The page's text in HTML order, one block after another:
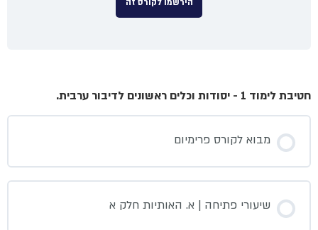
חטיבת לימוד 1 - יסודות וכלים ראשונים לדיבור ערבית.
מבוא לקורס פרימיום
שיעורי פתיחה | א. האותיות חלק א